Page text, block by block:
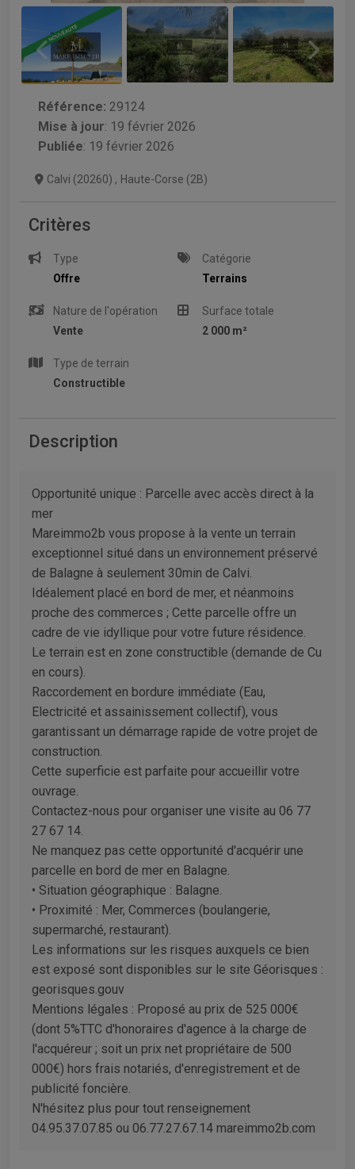
Référence: 29124
Mise à jour: 19 février 2026
Publiée: 19 février 2026
Calvi (20260) , Haute-Corse (2B)
Critères
Type
Offre
Catégorie
Terrains
Nature de l'opération
Vente
Surface totale
2 000 m²
Type de terrain
Constructible
Description
Opportunité unique : Parcelle avec accès direct à la
mer
Mareimmo2b vous propose à la vente un terrain
exceptionnel situé dans un environnement préservé
de Balagne à seulement 30min de Calvi.
Idéalement placé en bord de mer, et néanmoins
proche des commerces ; Cette parcelle offre un
cadre de vie idyllique pour votre future résidence.
Le terrain est en zone constructible (demande de Cu
en cours).
Raccordement en bordure immédiate (Eau,
Electricité et assainissement collectif), vous
garantissant un démarrage rapide de votre projet de
construction.
Cette superficie est parfaite pour accueillir votre
ouvrage.
Contactez-nous pour organiser une visite au 06 77
27 67 14.
Ne manquez pas cette opportunité d'acquérir une
parcelle en bord de mer en Balagne.
• Situation géographique : Balagne.
• Proximité : Mer, Commerces (boulangerie,
supermarché, restaurant).
Les informations sur les risques auxquels ce bien
est exposé sont disponibles sur le site Géorisques :
georisques.gouv
Mentions légales : Proposé au prix de 525 000€
(dont 5%TTC d'honoraires d'agence à la charge de
l'acquéreur ; soit un prix net propriétaire de 500
000€) hors frais notariés, d'enregistrement et de
publicité foncière.
N'hésitez plus pour tout renseignement
04.95.37.07.85 ou 06.77.27.67.14 mareimmo2b.com